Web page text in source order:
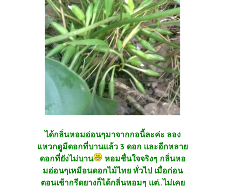
ได้กลิ่นหอมอ่อนๆมาจากกอนี้ละค่ะ ลอง
แหวกดูมีดอกที่บานแล้ว 3 ดอก และอีกหลาย
ดอกที่ยังไม่บาน
หอมชื่นใจจริงๆ กลิ่นหอ
มอ่อนๆเหมือนดอกไม้ไทย ทั่วไป เมื่อก่อน
ตอนเช้ากรีดยางก็ได้กลิ่นหอมๆ แต่..ไม่เคย